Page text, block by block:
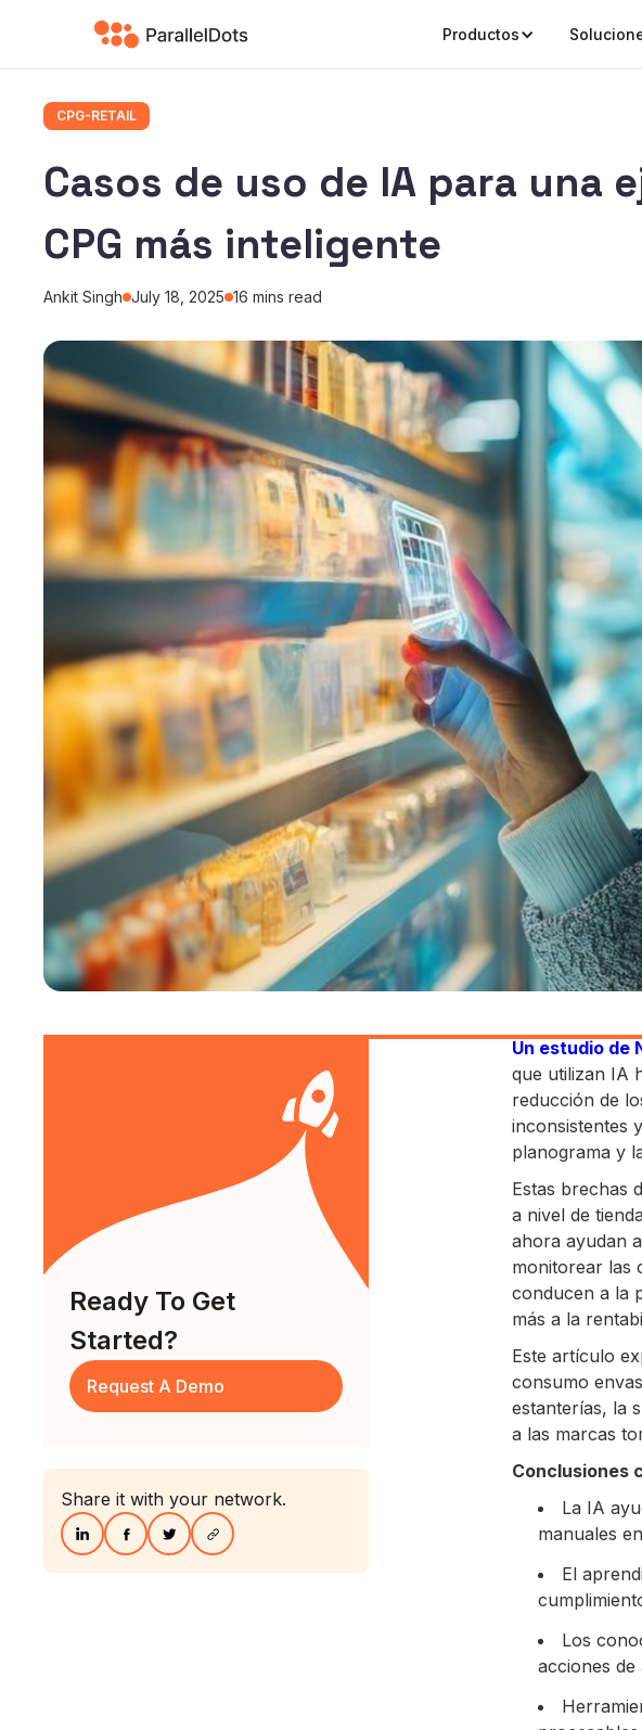
Productos
CPG-RETAIL
Casos de uso de IA para una
CPG más inteligente
Ankit Singh July 18, 2025 16 mins read
Ready To Get
Started?
Request A Demo
Share it with your network.
Un estudio de
que utilizan IA
reducción de
inconsistentes
planograma y
Estas brechas
a nivel de
ahora ayudan
monitorear las
conducen a la
más a la
Este artículo
consumo
estanterías, la
a las marcas
Conclusiones
La IA
manuales
El
Los
acciones